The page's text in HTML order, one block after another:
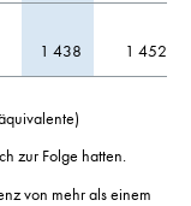
1 438 1 452
zur Folge hatten.
von mehr als einem